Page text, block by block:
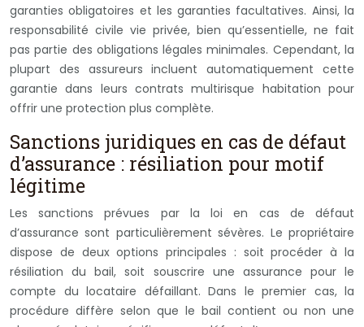
garanties obligatoires et les garanties facultatives. Ainsi, la
responsabilité civile vie privée, bien qu’essentielle, ne fait
pas partie des obligations légales minimales. Cependant, la
plupart des assureurs incluent automatiquement cette
garantie dans leurs contrats multirisque habitation pour
offrir une protection plus complète.
Sanctions juridiques en cas de défaut
d’assurance : résiliation pour motif
légitime
Les sanctions prévues par la loi en cas de défaut
d’assurance sont particulièrement sévères. Le propriétaire
dispose de deux options principales : soit procéder à la
résiliation du bail, soit souscrire une assurance pour le
compte du locataire défaillant. Dans le premier cas, la
procédure diffère selon que le bail contient ou non une